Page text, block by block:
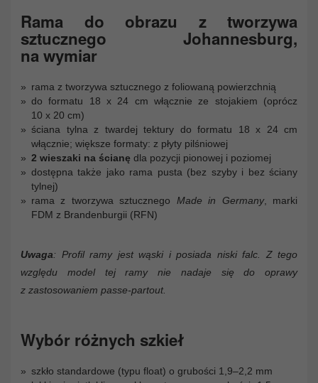
Rama do obrazu z tworzywa
sztucznego Johannesburg,
na wymiar
rama z tworzywa sztucznego z foliowaną powierzchnią
do formatu 18 x 24 cm włącznie ze stojakiem (oprócz
10 x 20 cm)
ściana tylna z twardej tektury do formatu 18 x 24 cm
włącznie; większe formaty: z płyty pilśniowej
2 wieszaki na ścianę dla pozycji pionowej i poziomej
dostępna także jako rama pusta (bez szyby i bez ściany
tylnej)
rama z tworzywa sztucznego Made in Germany, marki
FDM z Brandenburgii (RFN)
Uwaga: Profil ramy jest wąski i posiada niski falc. Z tego
względu model tej ramy nie nadaje się do oprawy
z zastosowaniem passe-partout.
Wybór różnych szkieł
szkło standardowe (typu float) o grubości 1,9–2,2 mm